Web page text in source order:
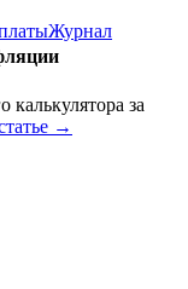
Журнал
калькулятора за
→